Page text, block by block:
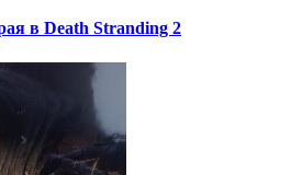
в Death Stranding 2